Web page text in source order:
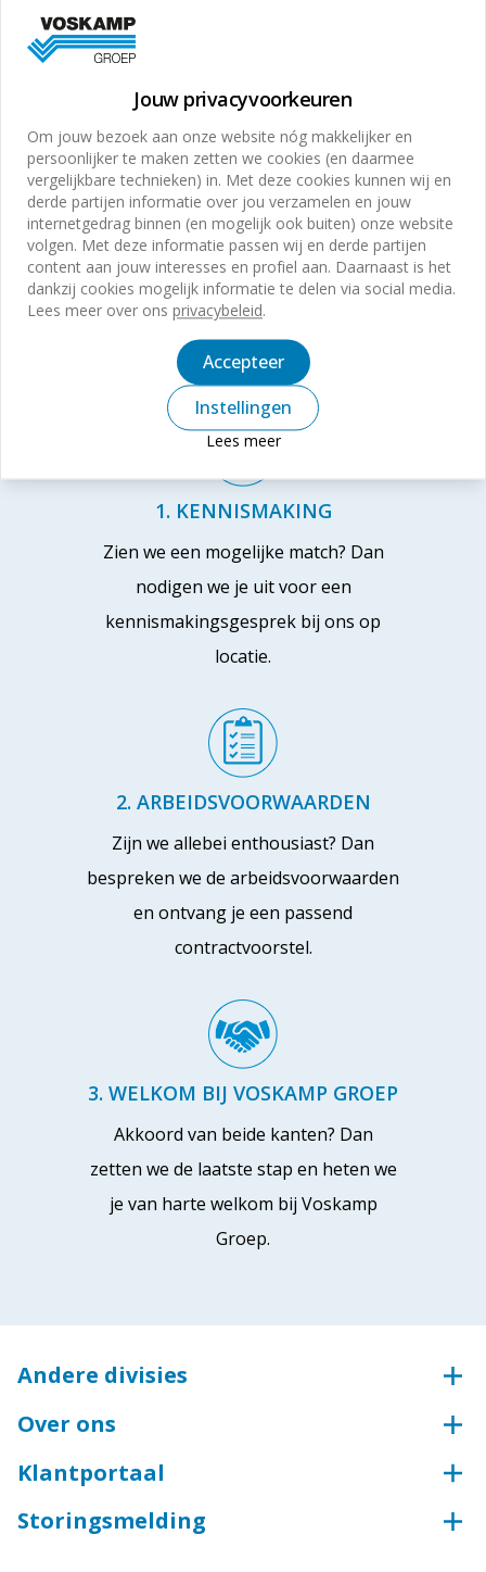
Versturen
Wat kun je verwachten na je
sollicitatie?
1. KENNISMAKING
Zien we een mogelijke match? Dan
nodigen we je uit voor een
kennismakingsgesprek bij ons op
locatie.
2. ARBEIDSVOORWAARDEN
Zijn we allebei enthousiast? Dan
bespreken we de arbeidsvoorwaarden
en ontvang je een passend
contractvoorstel.
3. WELKOM BIJ VOSKAMP GROEP
Akkoord van beide kanten? Dan
zetten we de laatste stap en heten we
je van harte welkom bij Voskamp
Groep.
Andere divisies
Aluminium
Groothandel voor bouw en industrie
Toegangstechniek
Over ons
Kwaliteit en zekerheid
Klantportaal
Teamviewer
Storingsmelding
Jouw privacyvoorkeuren
Om jouw bezoek aan onze website nóg makkelijker en
persoonlijker te maken zetten we cookies (en daarmee
vergelijkbare technieken) in. Met deze cookies kunnen wij en
derde partijen informatie over jou verzamelen en jouw
internetgedrag binnen (en mogelijk ook buiten) onze website
volgen. Met deze informatie passen wij en derde partijen
content aan jouw interesses en profiel aan. Daarnaast is het
dankzij cookies mogelijk informatie te delen via social media.
Lees meer over ons privacybeleid.
Accepteer
Instellingen
Lees meer